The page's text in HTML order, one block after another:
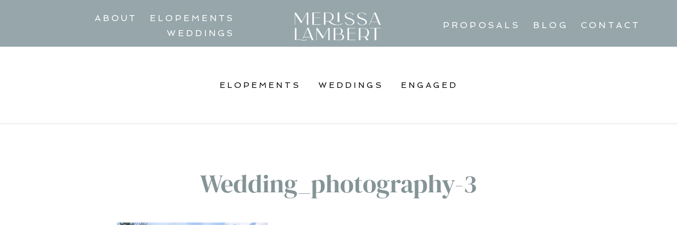
ABOUT
ELOPEMENTS
WEDDINGS
PROPOSALS BLOG CONTACT
ELOPEMENTS WEDDINGS ENGAGED
Wedding_photography-3